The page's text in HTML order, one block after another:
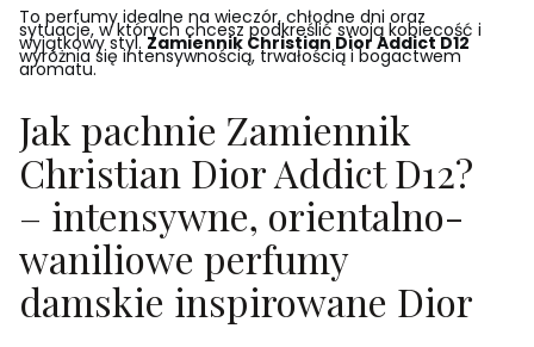
To perfumy idealne na wieczór, chłodne dni oraz
sytuacje, w których chcesz podkreślić swoją kobiecość i
wyjątkowy styl.Zamiennik Christian Dior Addict D12
wyróżnia się intensywnością, trwałością i bogactwem
aromatu.
Jak pachnie Zamiennik
Christian Dior Addict D12?
– intensywne, orientalno-
waniliowe perfumy
damskie inspirowane Dior